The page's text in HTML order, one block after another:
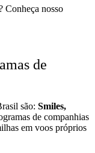
Conheça nosso
de
são: Smiles,
de companhias
em voos próprios